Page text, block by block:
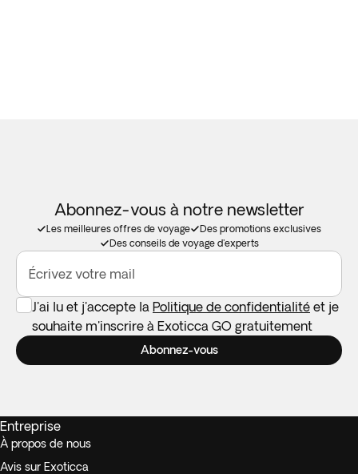
Abonnez-vous à notre newsletter
Les meilleures offres de voyage
Des promotions exclusives
Des conseils de voyage d'experts
Écrivez votre mail
J'ai lu et j'accepte la Politique de confidentialité et je
souhaite m'inscrire à Exoticca GO gratuitement
Abonnez-vous
Entreprise
À propos de nous
Avis sur Exoticca